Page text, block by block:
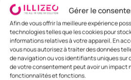
Gérer le
Afin de vous offrir la meilleure expérience
technologies telles que les cookies pour
informations relatives à votre appareil. En
vous nous autorisez à traiter des données
de navigation ou vos identifiants uniques sur
de votre consentement peut avoir un impact
fonctionnalités et fonctions.
Tokyo
(national)
¥3,000
Osaka / Kyoto ¥3,000
Cadre senior ¥5,000